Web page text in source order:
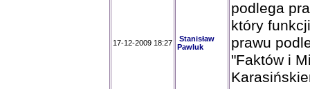
17-12-2009 18:27
Stanisław
Pawluk
podlega
który
prawu
"Faktów i